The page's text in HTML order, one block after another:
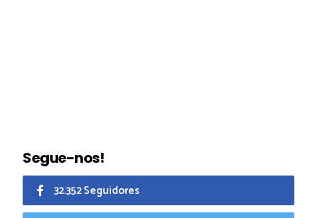
Segue-nos!
32.352 Seguidores